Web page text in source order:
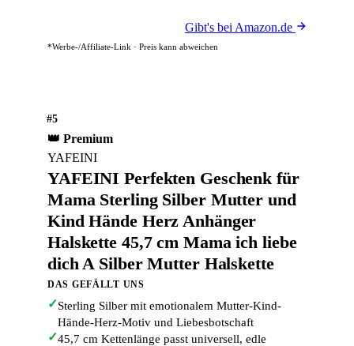
Gibt's bei Amazon.de
*Werbe-/Affiliate-Link · Preis kann abweichen
#5
👑 Premium
YAFEINI
YAFEINI Perfekten Geschenk für
Mama Sterling Silber Mutter und
Kind Hände Herz Anhänger
Halskette 45,7 cm Mama ich liebe
dich A Silber Mutter Halskette
DAS GEFÄLLT UNS
✓Sterling Silber mit emotionalem Mutter-Kind-
Hände-Herz-Motiv und Liebesbotschaft
✓45,7 cm Kettenlänge passt universell, edle